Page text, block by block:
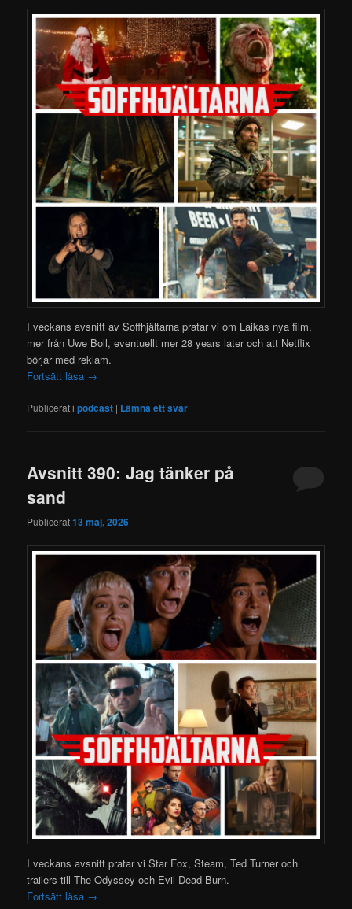
I veckans avsnitt av Soffhjältarna pratar vi om Laikas nya film,
mer från Uwe Boll, eventuellt mer 28 years later och att Netflix
börjar med reklam.
Fortsätt läsa →
Publicerat i podcast | Lämna ett svar
Avsnitt 390: Jag tänker på
sand
Publicerat13 maj, 2026
I veckans avsnitt pratar vi Star Fox, Steam, Ted Turner och
trailers till The Odyssey och Evil Dead Burn.
Fortsätt läsa →